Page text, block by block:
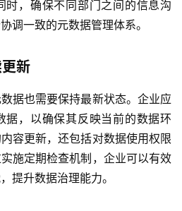
时，确保不同部门之间的信息沟
调一致的元数据管理体系。
新
据也需要保持最新状态。企业应
据，以确保其反映当前的数据环
容更新，还包括对数据使用权限
施定期检查机制，企业可以有效
提升数据治理能力。